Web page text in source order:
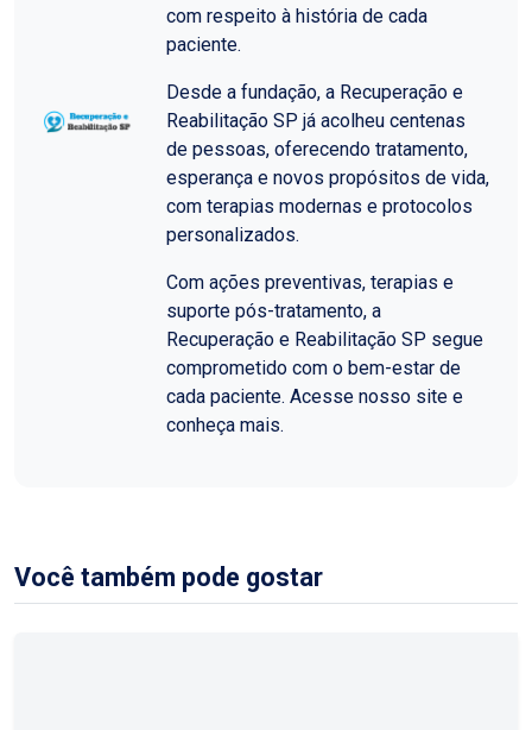
com respeito à história de cada
paciente.
Desde a fundação, a Recuperação e
Reabilitação SP já acolheu centenas
de pessoas, oferecendo tratamento,
esperança e novos propósitos de vida,
com terapias modernas e protocolos
personalizados.
Com ações preventivas, terapias e
suporte pós-tratamento, a
Recuperação e Reabilitação SP segue
comprometido com o bem-estar de
cada paciente. Acesse nosso site e
conheça mais.
Você também pode gostar